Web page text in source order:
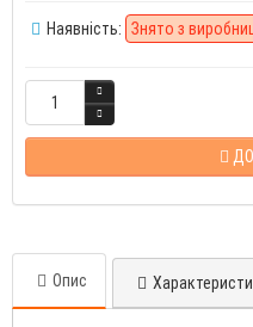
Наявність: Знято з
Опис